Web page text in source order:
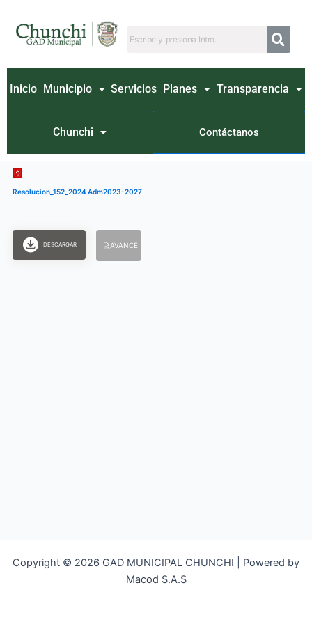
contenido
Inicio Municipio Servicios Planes Transparencia
Chunchi Contáctanos
Resolucion_152_2024 Adm2023-2027
DESCARGAR AVANCE
Copyright © 2026 GAD MUNICIPAL CHUNCHI | Powered by
Macod S.A.S